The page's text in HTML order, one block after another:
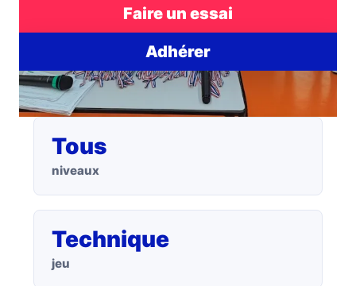
Faire un essai
Adhérer
Tous
niveaux
Technique
jeu